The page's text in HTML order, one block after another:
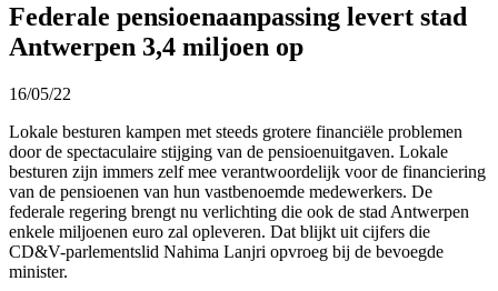
Federale pensioenaanpassing levert stad
Antwerpen 3,4 miljoen op
16/05/22
Lokale besturen kampen met steeds grotere financiële problemen
door de spectaculaire stijging van de pensioenuitgaven. Lokale
besturen zijn immers zelf mee verantwoordelijk voor de financiering
van de pensioenen van hun vastbenoemde medewerkers. De
federale regering brengt nu verlichting die ook de stad Antwerpen
enkele miljoenen euro zal opleveren. Dat blijkt uit cijfers die
CD&V-parlementslid Nahima Lanjri opvroeg bij de bevoegde
minister.